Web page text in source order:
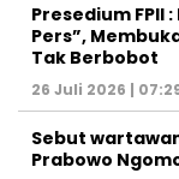
Presedium FPII
Pers”,
Tak Berbobot
26 Juli 2026 |
Sebut
Prabowo